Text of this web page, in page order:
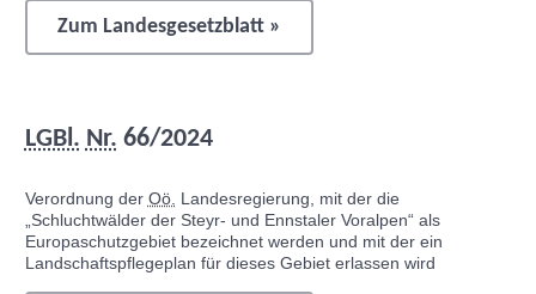
Zum Landesgesetzblatt »
LGBl. Nr. 66/2024
Verordnung der Oö. Landesregierung, mit der die
„Schluchtwälder der Steyr- und Ennstaler Voralpen“ als
Europaschutzgebiet bezeichnet werden und mit der ein
Landschaftspflegeplan für dieses Gebiet erlassen wird